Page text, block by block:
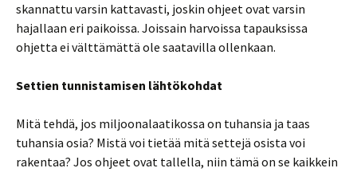
skannattu varsin kattavasti, joskin ohjeet ovat varsin
hajallaan eri paikoissa. Joissain harvoissa tapauksissa
ohjetta ei välttämättä ole saatavilla ollenkaan.
Settien tunnistamisen lähtökohdat
Mitä tehdä, jos miljoonalaatikossa on tuhansia ja taas
tuhansia osia? Mistä voi tietää mitä settejä osista voi
rakentaa? Jos ohjeet ovat tallella, niin tämä on se kaikkein